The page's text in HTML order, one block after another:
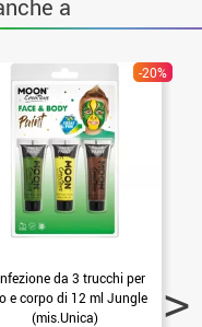
a
-20%
da 3 trucchi per
e corpo di 12 ml Jungle
(mis.Unica)